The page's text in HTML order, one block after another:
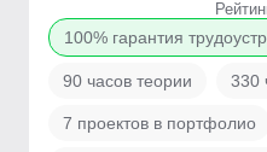
100% гарантия
90 часов теории 330
7 проектов в портфолио